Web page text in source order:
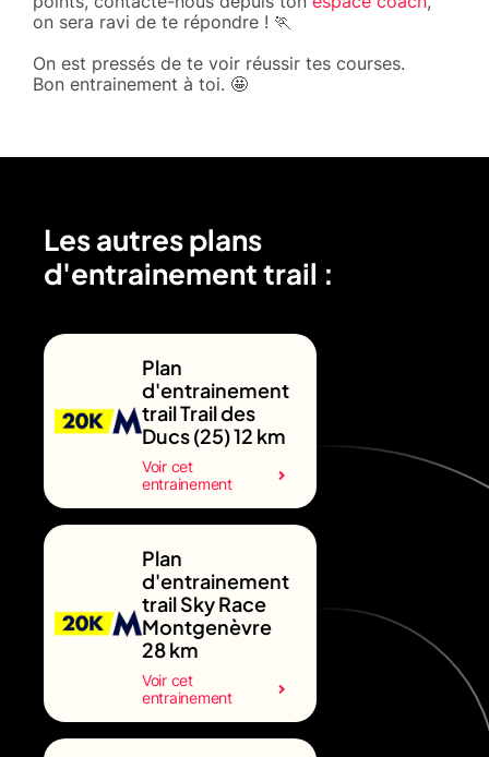
on sera ravi de te répondre ! 🏃
On est pressés de te voir réussir tes courses.
Bon entrainement à toi. 🤩
Les autres plans
d'entrainement trail :
Plan
d'entrainement
trail Trail des
Ducs (25) 12 km
Voir cet
entrainement
Plan
d'entrainement
trail Sky Race
Montgenèvre
28 km
Voir cet
entrainement